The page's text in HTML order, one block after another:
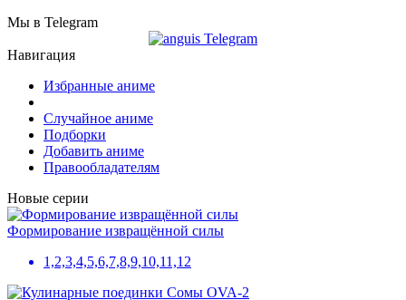
Мы в Telegram
Навигация
Избранные аниме
Случайное аниме
Подборки
Добавить аниме
Правообладателям
Новые серии
Формирование извращённой силы
1,2,3,4,5,6,7,8,9,10,11,12